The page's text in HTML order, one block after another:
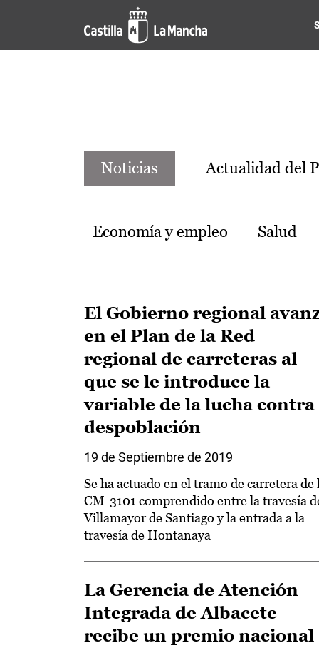
Pasar al contenido principal
Noticias de la región de
Noticias Actualidad del
Temas
Economía y empleo Salud
El Gobierno regional
en el Plan de la Red
regional de carreteras al
que se le introduce la
variable de la lucha contra
despoblación
19 de Septiembre de 2019
Se ha actuado en el tramo de carretera de
CM-3101 comprendido entre la travesía
Villamayor de Santiago y la entrada a la
travesía de Hontanaya
La Gerencia de Atención
Integrada de Albacete
recibe un premio nacional